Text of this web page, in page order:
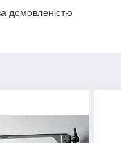
домовленістю